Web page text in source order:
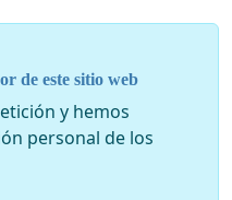
con la Comunidad Andina,
que las consecuencias
para Argentina, Brasil,
y pueden ser asimiladas sin
de este sitio web
y hemos
personal de los